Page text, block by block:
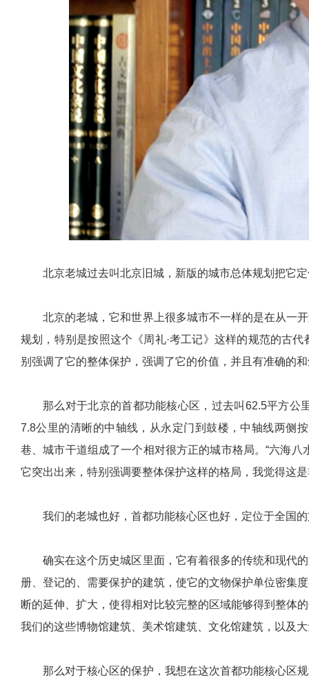
北京老城过去叫北京旧城，新版的城市总体规划把它
北京的老城，它和世界上很多城市不一样的是在从一
规划，特别是按照这个《周礼·考工记》这样的规范的古
别强调了它的整体保护，强调了它的价值，并且有准确的
那么对于北京的首都功能核心区，过去叫62.5平方公
7.8公里的清晰的中轴线，从永定门到鼓楼，中轴线两侧
巷、城市干道组成了一个相对很方正的城市格局。“六海
它突出出来，特别强调要整体保护这样的格局，我觉得这
我们的老城也好，首都功能核心区也好，定位于全国
确实在这个历史城区里面，它有着很多的传统和现代
册、登记的、需要保护的建筑，使它的文物保护单位密集
断的延伸、扩大，使得相对比较完整的区域能够得到整体
我们的这些博物馆建筑、美术馆建筑、文化馆建筑，以及
那么对于核心区的保护，我想在这次首都功能核心区